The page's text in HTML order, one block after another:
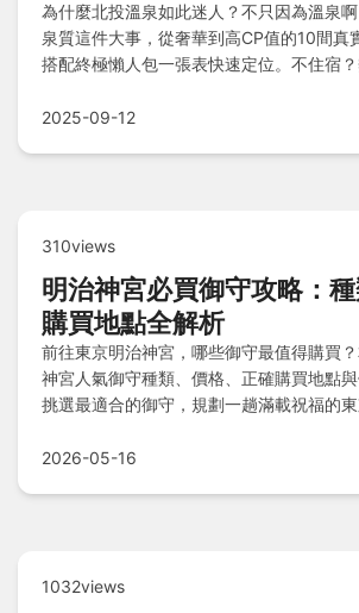
為什麼北投溫泉如此迷人？不只因為溫泉
泉質這件大事，從奢華到高CP值的10間真
搭配終極懶人包一張表快速定位。不住宿
完美溫泉之旅。
2025-09-12
310views
明治神宮必買御守攻略：種
購買地點全解析
前往東京明治神宮，哪些御守最值得購買
神宮人氣御守種類、價格、正確購買地點
挑選最適合的御守，規劃一趟滿載祝福的東
2026-05-16
1032views